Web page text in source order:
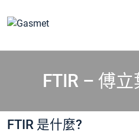
FTIR – 傅
FTIR 是什麼?